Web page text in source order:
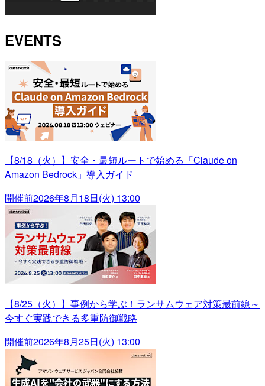
EVENTS
【8/18（火）】安全・最短ルートで始める「Claude on
Amazon Bedrock」導入ガイド
開催前2026年8月18日(火) 13:00
【8/25（火）】事例から学ぶ！ランサムウェア対策最前線～
今すぐ実践できる多重防御戦略
開催前2026年8月25日(火) 13:00